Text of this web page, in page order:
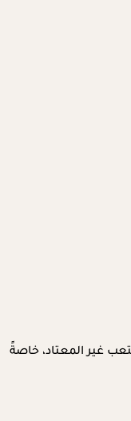
غير المعتاد، خاصةً